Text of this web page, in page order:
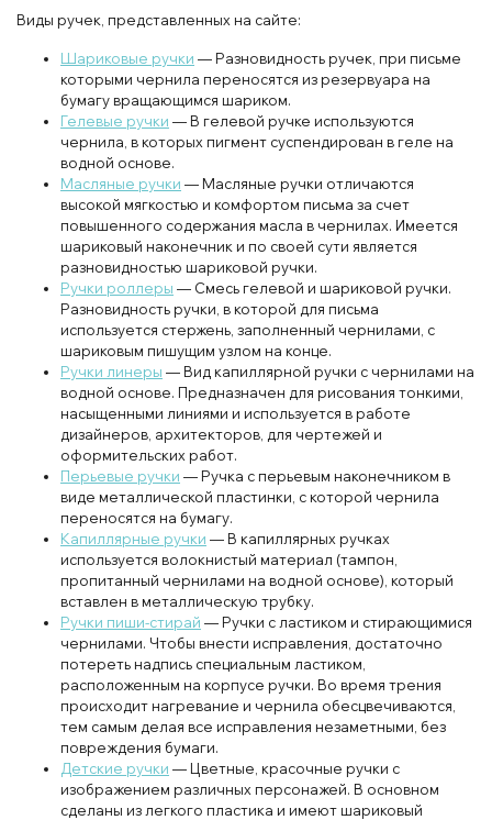
Виды ручек, представленных на сайте:
Шариковые ручки — Разновидность ручек, при письме
которыми чернила переносятся из резервуара на
бумагу вращающимся шариком.
Гелевые ручки — В гелевой ручке используются
чернила, в которых пигмент суспендирован в геле на
водной основе.
Масляные ручки — Масляные ручки отличаются
высокой мягкостью и комфортом письма за счет
повышенного содержания масла в чернилах. Имеется
шариковый наконечник и по своей сути является
разновидностью шариковой ручки.
Ручки роллеры — Смесь гелевой и шариковой ручки.
Разновидность ручки, в которой для письма
используется стержень, заполненный чернилами, с
шариковым пишущим узлом на конце.
Ручки линеры — Вид капиллярной ручки с чернилами на
водной основе. Предназначен для рисования тонкими,
насыщенными линиями и используется в работе
дизайнеров, архитекторов, для чертежей и
оформительских работ.
Перьевые ручки — Ручка с перьевым наконечником в
виде металлической пластинки, с которой чернила
переносятся на бумагу.
Капиллярные ручки — В капиллярных ручках
используется волокнистый материал (тампон,
пропитанный чернилами на водной основе), который
вставлен в металлическую трубку.
Ручки пиши-стирай — Ручки с ластиком и стирающимися
чернилами. Чтобы внести исправления, достаточно
потереть надпись специальным ластиком,
расположенным на корпусе ручки. Во время трения
происходит нагревание и чернила обесцвечиваются,
тем самым делая все исправления незаметными, без
повреждения бумаги.
Детские ручки — Цветные, красочные ручки с
изображением различных персонажей. В основном
сделаны из легкого пластика и имеют шариковый